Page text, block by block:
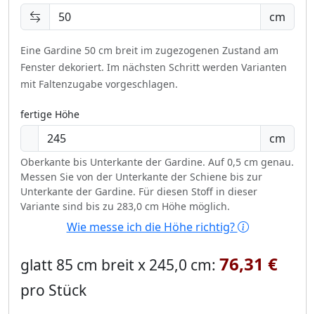
cm
Eine Gardine 50 cm breit im zugezogenen Zustand am
Fenster dekoriert. Im nächsten Schritt werden Varianten
mit Faltenzugabe vorgeschlagen.
fertige Höhe
cm
Oberkante bis Unterkante der Gardine. Auf 0,5 cm genau.
Messen Sie von der Unterkante der Schiene bis zur
Unterkante der Gardine. Für diesen Stoff in dieser
Variante sind bis zu 283,0 cm Höhe möglich.
Wie messe ich die Höhe richtig?
glatt 85 cm breit x 245,0 cm: 76,31 €
pro Stück